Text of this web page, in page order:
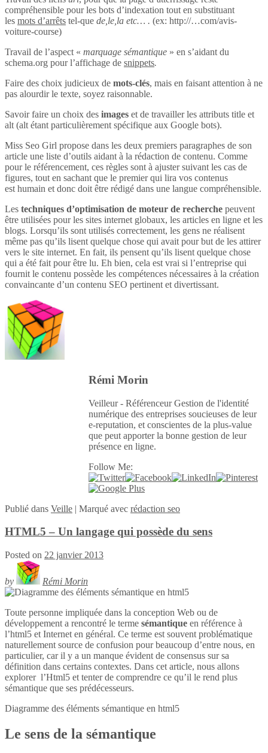
compréhensible pour les bots d’indexation tout en substituant
les mots d’arrêts tel-que de,le,la etc… . (ex: http://…com/avis-
voiture-course)
Travail de l’aspect « marquage sémantique » en s’aidant du
schema.org pour l’affichage de snippets.
Faire des choix judicieux de mots-clés, mais en faisant attention à ne
pas alourdir le texte, soyez raisonnable.
Savoir faire un choix des images et de travailler les attributs title et
alt (alt étant particulièrement spécifique aux Google bots).
Miss Seo Girl propose dans les deux premiers paragraphes de son
article une liste d’outils aidant à la rédaction de contenu. Comme
pour le référencement, ces règles sont à ajuster suivant les cas de
figures, tout en sachant que le premier qui lira vos contenus
est humain et donc doit être rédigé dans une langue compréhensible.
Les techniques d’optimisation de moteur de recherche peuvent
être utilisées pour les sites internet globaux, les articles en ligne et les
blogs. Lorsqu’ils sont utilisés correctement, les gens ne réalisent
même pas qu’ils lisent quelque chose qui avait pour but de les attirer
vers le site internet. En fait, ils pensent qu’ils lisent quelque chose
qui a été fait pour être lu. Eh bien, cela est vrai si l’entreprise qui
fournit le contenu possède les compétences nécessaires à la création
convaincante d’un contenu SEO pertinent et divertissant.
Rémi Morin
Veilleur - Référenceur Gestion de l'identité
numérique des entreprises soucieuses de leur
e-reputation, et conscientes de la plus-value
que peut apporter la bonne gestion de leur
présence en ligne.
Follow Me:
Publié dans Veille | Marqué avec rédaction seo
HTML5 – Un langage qui possède du sens
Posted on 22 janvier 2013
by Rémi Morin
Toute personne impliquée dans la conception Web ou de
développement a rencontré le terme sémantique en référence à
l’html5 et Internet en général. Ce terme est souvent problématique
naturellement source de confusion pour beaucoup d’entre nous, en
particulier, car il y a un manque évident de consensus sur sa
définition dans certains contextes. Dans cet article, nous allons
explorer l’Html5 et tenter de comprendre ce qu’il le rend plus
sémantique que ses prédécesseurs.
Diagramme des éléments sémantique en html5
Le sens de la sémantique